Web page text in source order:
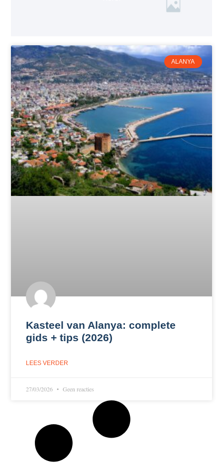
ALANYA
Kasteel van Alanya: complete
gids + tips (2026)
LEES VERDER
27/03/2026 Geen reacties